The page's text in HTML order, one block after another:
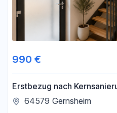
990 €
Erstbezug nach
OG/DG | Bahnhof 2 Min. |
64579 Gernsheim